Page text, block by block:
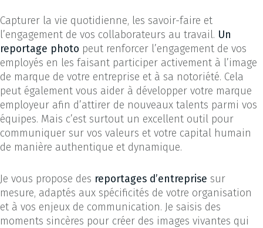
Capturer la vie quotidienne, les savoir-faire et
l’engagement de vos collaborateurs au travail. Un
reportage photo peut renforcer l’engagement de vos
employés en les faisant participer activement à l’image
de marque de votre entreprise et à sa notoriété. Cela
peut également vous aider à développer votre marque
employeur afin d’attirer de nouveaux talents parmi vos
équipes. Mais c’est surtout un excellent outil pour
communiquer sur vos valeurs et votre capital humain
de manière authentique et dynamique.
Je vous propose des reportages d’entreprise sur
mesure, adaptés aux spécificités de votre organisation
et à vos enjeux de communication. Je saisis des
moments sincères pour créer des images vivantes qui